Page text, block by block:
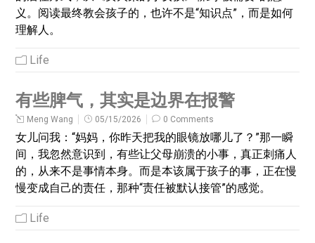
义。阅读最终教会孩子的，也许不是“知识点”，而是如何
理解人。
Life
有些脾气，其实是边界在报警
Meng Wang 05/15/2026 0 Comments
女儿问我：“妈妈，你昨天把我的眼镜放哪儿了？”那一瞬
间，我忽然意识到，有些让父母崩溃的小事，真正刺痛人
的，从来不是事情本身。而是本该属于孩子的事，正在慢
慢变成自己的责任，那种“责任被默认接管”的感觉。
Life